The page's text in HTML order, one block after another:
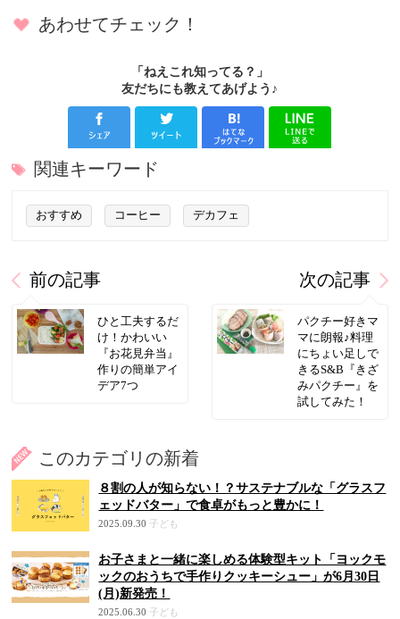
あわせてチェック！
「ねえこれ知ってる？」
友だちにも教えてあげよう♪
関連キーワード
おすすめ コーヒー デカフェ
前の記事
ひと工夫するだ
け！かわいい
『お花見弁当』
作りの簡単アイ
デア7つ
次の記事
パクチー好きマ
マに朗報♪料理
にちょい足しで
きるS&B『きざ
みパクチー』を
試してみた！
このカテゴリの新着
８割の人が知らない！？サステナブルな「グラスフ
ェッドバター」で食卓がもっと豊かに！
2025.09.30 子ども
お子さまと一緒に楽しめる体験型キット「ヨックモ
ックのおうちで手作りクッキーシュー」が6月30日
(月)新発売！
2025.06.30 子ども